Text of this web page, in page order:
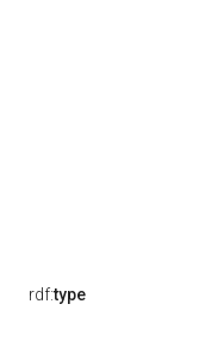
rdf:type